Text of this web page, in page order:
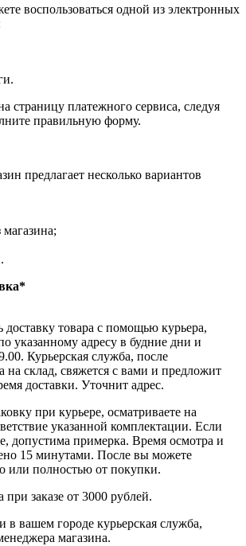
воспользоваться одной из электронных
страницу платежного сервиса, следуя
правильную форму.
предлагает несколько вариантов
доставку товара с помощью курьера,
указанному адресу в будние дни и
Курьерская служба, после
на склад, свяжется с вами и предложит
доставки. Уточнит адрес.
при курьере, осматриваете на
указанной комплектации. Если
допустима примерка. Время осмотра и
15 минутами. После вы можете
или полностью от покупки.
при заказе от 3000 рублей.
в вашем городе курьерская служба,
магазина.